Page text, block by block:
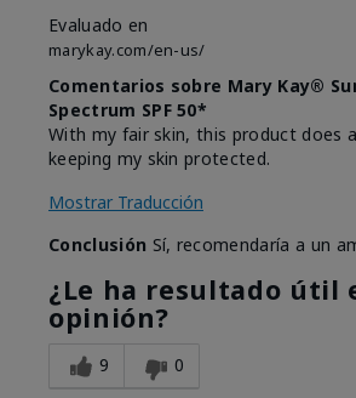
Evaluado en
marykay.com/en-us/
Comentarios sobre Mary Kay®
Spectrum SPF 50*
With my fair skin, this product does
keeping my skin protected.
Mostrar Traducción
Conclusión Sí, recomendaría a un
¿Le ha resultado útil
opinión?
9 0